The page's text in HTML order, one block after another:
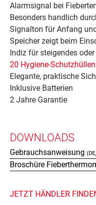
Alarmsignal bei
Besonders handlich
Signalton für Anfang
Speicher zeigt beim
Indiz für steigendes
20 Hygiene-Schutzhüllen
Elegante, praktische
Inklusive Batterien
2 Jahre Garantie
DOWNLOADS
Gebrauchsanweisung
Broschüre
JETZT HÄNDLER